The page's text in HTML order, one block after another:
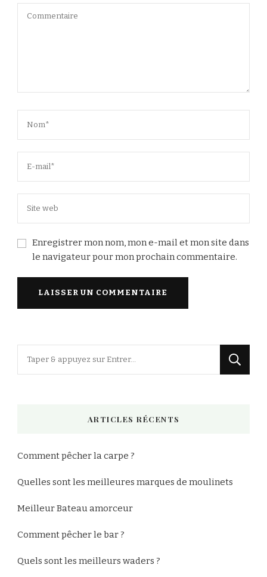
Enregistrer mon nom, mon e-mail et mon site dans
le navigateur pour mon prochain commentaire.
ARTICLES RÉCENTS
Comment pêcher la carpe ?
Quelles sont les meilleures marques de moulinets
Meilleur Bateau amorceur
Comment pêcher le bar ?
Quels sont les meilleurs waders ?